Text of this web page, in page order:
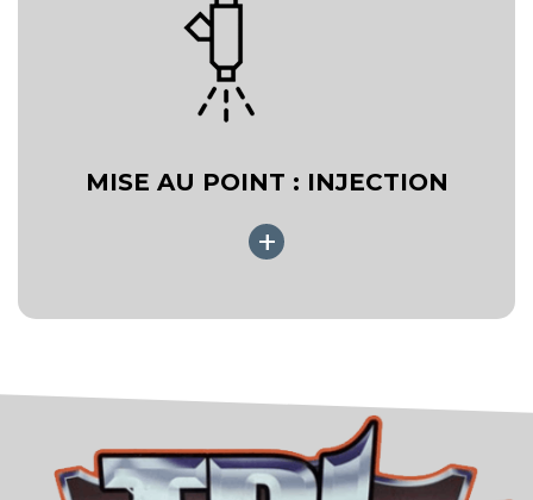
MISE AU POINT : INJECTION
+